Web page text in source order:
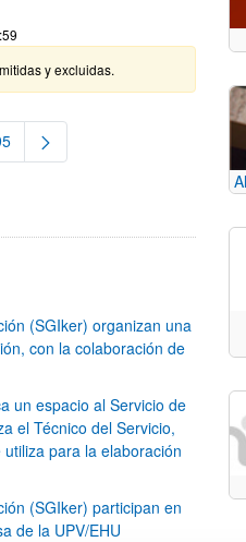
y excluidas.
intermedias Use TAB para
Página
(SGIker) organizan una
con la colaboración de
un espacio al Servicio de
el Técnico del Servicio,
para la elaboración
(SGIker) participan en
de la UPV/EHU